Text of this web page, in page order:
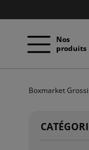
Nos
produits
Boxmarket